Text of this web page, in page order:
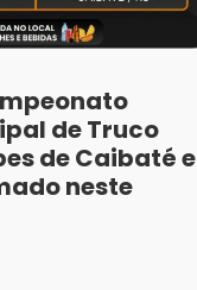
de Truco
de Caibaté e
neste